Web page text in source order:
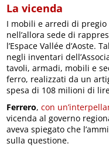
La vicenda
I mobili e arredi di pregio
nell’allora sede di
l’Espace Vallée d’Aoste.
negli inventari
tavoli, armadi, mobili e
ferro, realizzati da un
spesa di 108 milioni di
Ferrero,con
vicenda al governo
aveva spiegato che
sulla questione.